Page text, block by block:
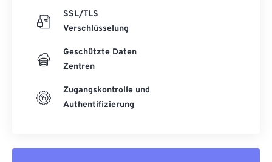
SSL/TLS
Verschlüsselung
Geschützte Daten
Zentren
Zugangskontrolle und
Authentifizierung